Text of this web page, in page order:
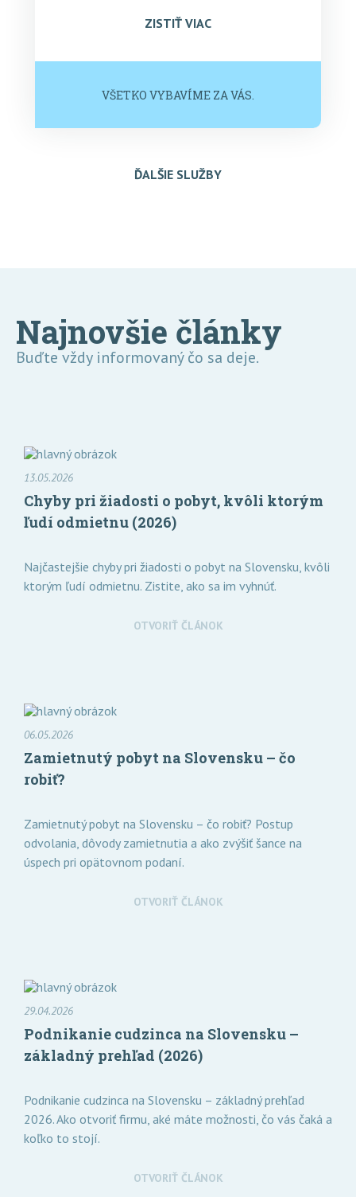
ZISTIŤ VIAC
VŠETKO VYBAVÍME ZA VÁS.
ĎALŠIE SLUŽBY
Najnovšie články
Buďte vždy informovaný čo sa deje.
13.05.2026
Chyby pri žiadosti o pobyt, kvôli ktorým
ľudí odmietnu (2026)
Najčastejšie chyby pri žiadosti o pobyt na Slovensku, kvôli
ktorým ľudí odmietnu. Zistite, ako sa im vyhnúť.
OTVORIŤ ČLÁNOK
06.05.2026
Zamietnutý pobyt na Slovensku – čo
robiť?
Zamietnutý pobyt na Slovensku – čo robiť? Postup
odvolania, dôvody zamietnutia a ako zvýšiť šance na
úspech pri opätovnom podaní.
OTVORIŤ ČLÁNOK
29.04.2026
Podnikanie cudzinca na Slovensku –
základný prehľad (2026)
Podnikanie cudzinca na Slovensku – základný prehľad
2026. Ako otvoriť firmu, aké máte možnosti, čo vás čaká a
koľko to stojí.
OTVORIŤ ČLÁNOK